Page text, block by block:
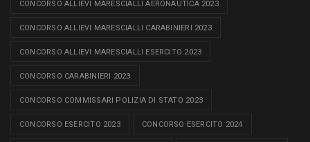
CONCORSO ALLIEVI MARESCIALLI AERONAUTICA 2023
CONCORSO ALLIEVI MARESCIALLI CARABINIERI 2023
CONCORSO ALLIEVI MARESCIALLI ESERCITO 2023
CONCORSO CARABINIERI 2023
CONCORSO COMMISSARI POLIZIA DI STATO 2023
CONCORSO ESERCITO 2023 CONCORSO ESERCITO 2024